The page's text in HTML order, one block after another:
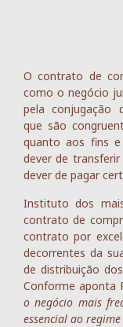
O contrato de
como o negócio
pela conjugação
que são
quanto aos fins
dever de
dever de pagar
Instituto dos
contrato de
contrato por
decorrentes da
de distribuição
Conforme aponta
o negócio mais
essencial ao